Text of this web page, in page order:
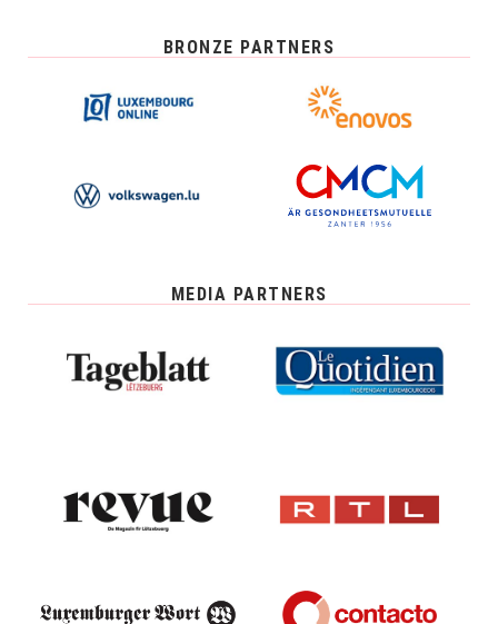
BRONZE PARTNERS
MEDIA PARTNERS